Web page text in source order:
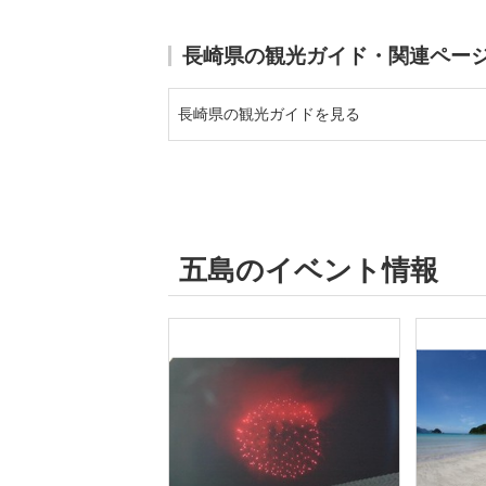
長崎県の観光ガイド・関連ペー
長崎県の観光ガイドを見る
五島のイベント情報